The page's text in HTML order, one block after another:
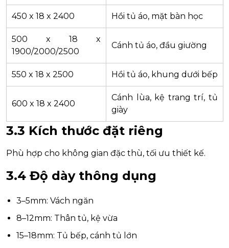
450 x 18 x 2400 Hồi tủ áo, mặt bàn học
500 x 18 x
1900/2000/2500
Cánh tủ áo, đầu giường
550 x 18 x 2500 Hồi tủ áo, khung dưới bếp
600 x 18 x 2400
Cánh lùa, kệ trang trí, tủ
giày
3.3 Kích thước đặt riêng
Phù hợp cho không gian đặc thù, tối ưu thiết kế.
3.4 Độ dày thông dụng
3–5mm: Vách ngăn
8–12mm: Thân tủ, kệ vừa
15–18mm: Tủ bếp, cánh tủ lớn